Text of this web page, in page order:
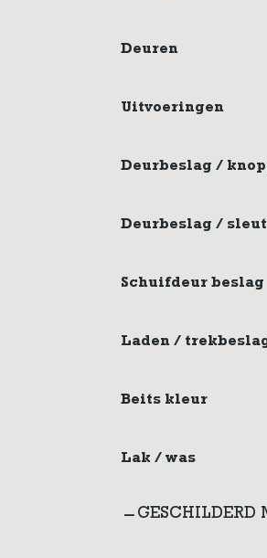
Deuren
Uitvoeringen
Deurbeslag /
Deurbeslag /
Schuifdeur beslag
Laden /
Beits kleur
Lak / was
GESCHILDERD